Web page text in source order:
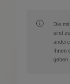
Die
sind
Ihnen
geben.